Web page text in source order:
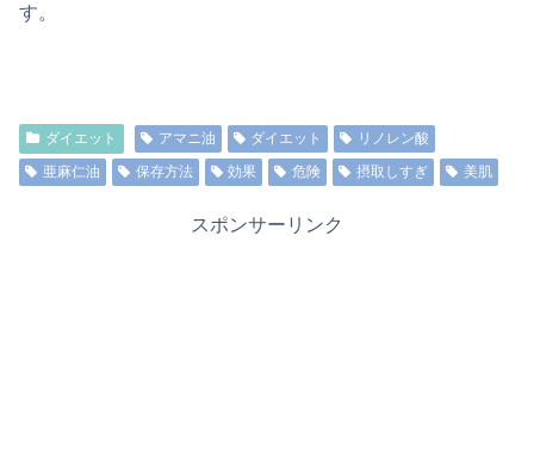
す。
ダイエット アマニ油 ダイエット
リノレン酸
亜麻仁油
保存方法 効果 危険 摂取しすぎ 美肌
スポンサーリンク